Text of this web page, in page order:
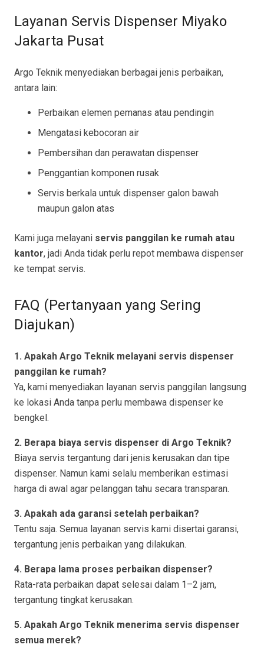
Layanan Servis Dispenser Miyako
Jakarta Pusat
Argo Teknik menyediakan berbagai jenis perbaikan,
antara lain:
Perbaikan elemen pemanas atau pendingin
Mengatasi kebocoran air
Pembersihan dan perawatan dispenser
Penggantian komponen rusak
Servis berkala untuk dispenser galon bawah
maupun galon atas
Kami juga melayani servis panggilan ke rumah atau
kantor, jadi Anda tidak perlu repot membawa dispenser
ke tempat servis.
FAQ (Pertanyaan yang Sering
Diajukan)
1. Apakah Argo Teknik melayani servis dispenser
panggilan ke rumah?
Ya, kami menyediakan layanan servis panggilan langsung
ke lokasi Anda tanpa perlu membawa dispenser ke
bengkel.
2. Berapa biaya servis dispenser di Argo Teknik?
Biaya servis tergantung dari jenis kerusakan dan tipe
dispenser. Namun kami selalu memberikan estimasi
harga di awal agar pelanggan tahu secara transparan.
3. Apakah ada garansi setelah perbaikan?
Tentu saja. Semua layanan servis kami disertai garansi,
tergantung jenis perbaikan yang dilakukan.
4. Berapa lama proses perbaikan dispenser?
Rata-rata perbaikan dapat selesai dalam 1–2 jam,
tergantung tingkat kerusakan.
5. Apakah Argo Teknik menerima servis dispenser
semua merek?